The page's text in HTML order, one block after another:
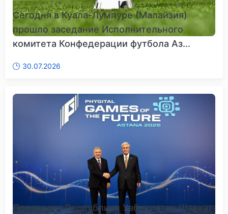
Сегодня в Куала-Лумпуре (Малайзия)
прошло заседание Исполнительного
комитета Конфедерации футбола Аз...
30.07.2026
Президент Республики Узбекистан Шавкат